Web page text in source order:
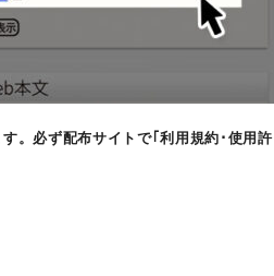
。必ず配布サイトで｢利用規約･使用許